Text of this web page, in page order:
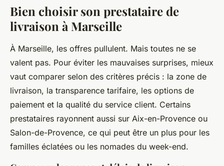
Bien choisir son prestataire de
livraison à Marseille
À Marseille, les offres pullulent. Mais toutes ne se
valent pas. Pour éviter les mauvaises surprises, mieux
vaut comparer selon des critères précis : la zone de
livraison, la transparence tarifaire, les options de
paiement et la qualité du service client. Certains
prestataires rayonnent aussi sur Aix-en-Provence ou
Salon-de-Provence, ce qui peut être un plus pour les
familles éclatées ou les nomades du week-end.